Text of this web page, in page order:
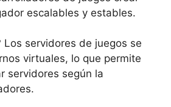
escalables y estables.
Los servidores de juegos se
virtuales, lo que permite
servidores según la